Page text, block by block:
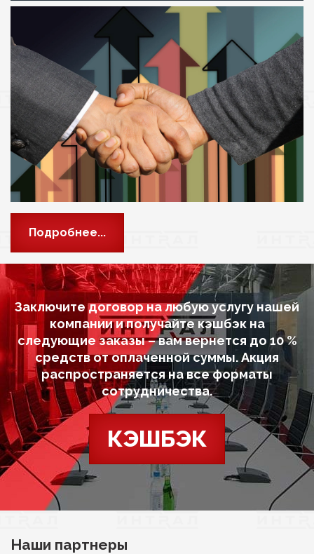
Подробнее...
Заключите договор на любую услугу нашей
компании и получайте кэшбэк на
следующие заказы – вам вернется до 10 %
средств от оплаченной суммы. Акция
распространяется на все форматы
сотрудничества.
КЭШБЭК
Наши партнеры